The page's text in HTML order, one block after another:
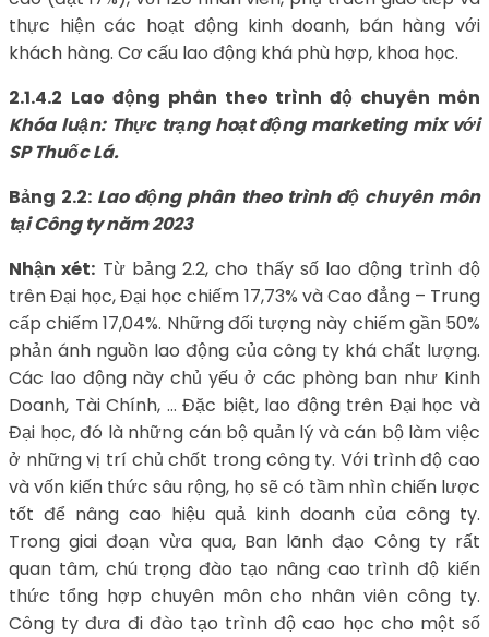
thực hiện các hoạt động kinh doanh, bán hàng với
khách hàng. Cơ cấu lao động khá phù hợp, khoa học.
2.1.4.2 Lao động phân theo trình độ chuyên môn
Khóa luận: Thực trạng hoạt động marketing mix với
SP Thuốc Lá.
Bảng 2.2: Lao động phân theo trình độ chuyên môn
tại Công ty năm 2023
Nhận xét: Từ bảng 2.2, cho thấy số lao động trình độ
trên Đại học, Đại học chiếm 17,73% và Cao đẳng – Trung
cấp chiếm 17,04%. Những đối tượng này chiếm gần 50%
phản ánh nguồn lao động của công ty khá chất lượng.
Các lao động này chủ yếu ở các phòng ban như Kinh
Doanh, Tài Chính, … Đặc biệt, lao động trên Đại học và
Đại học, đó là những cán bộ quản lý và cán bộ làm việc
ở những vị trí chủ chốt trong công ty. Với trình độ cao
và vốn kiến thức sâu rộng, họ sẽ có tầm nhìn chiến lược
tốt để nâng cao hiệu quả kinh doanh của công ty.
Trong giai đoạn vừa qua, Ban lãnh đạo Công ty rất
quan tâm, chú trọng đào tạo nâng cao trình độ kiến
thức tổng hợp chuyên môn cho nhân viên công ty.
Công ty đưa đi đào tạo trình độ cao học cho một số